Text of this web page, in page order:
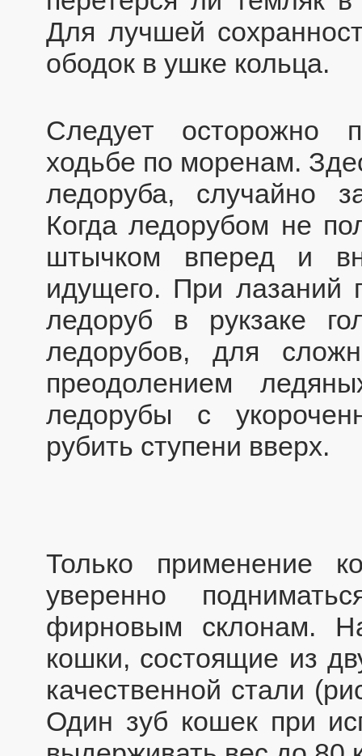
Для лучшей
ободок в ушке кольца.
Следует осторожно
ходьбе по моренам.
ледоруба, случайно
Когда ледорубом не
штычком вперед и
идущего. При лазаний
ледоруб в рукзаке
ледорубов, для
преодолением
ледорубы с
рубить ступени вверх.
Только применение
уверенно
фирновым склонам.
кошки, состоящие из
качественной стали
Один зуб кошек при